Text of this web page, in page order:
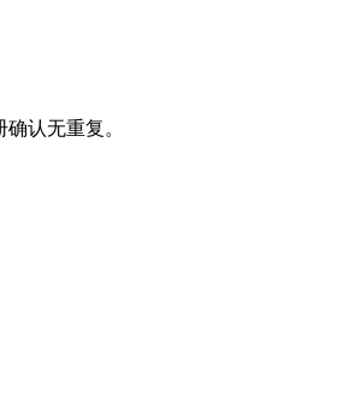
认无重复。